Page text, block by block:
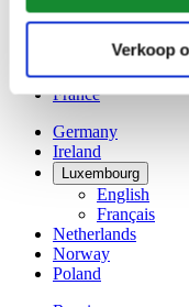
Verkoop
English
Denmark
Finland
France
Germany
Ireland
Luxembourg
English
Français
Netherlands
Norway
Poland